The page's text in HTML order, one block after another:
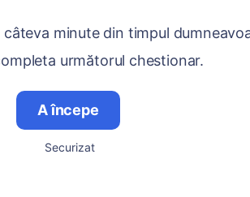
minute din timpul
următorul chestionar.
A începe
Securizat